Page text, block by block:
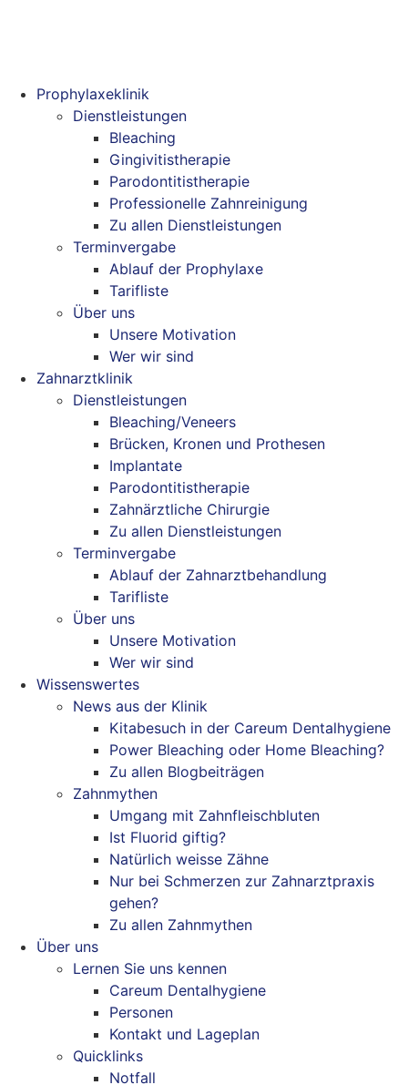
Prophylaxeklinik
Dienstleistungen
Bleaching
Gingivitistherapie
Parodontitistherapie
Professionelle Zahnreinigung
Zu allen Dienstleistungen
Terminvergabe
Ablauf der Prophylaxe
Tarifliste
Über uns
Unsere Motivation
Wer wir sind
Zahnarztklinik
Dienstleistungen
Bleaching/Veneers
Brücken, Kronen und Prothesen
Implantate
Parodontitistherapie
Zahnärztliche Chirurgie
Zu allen Dienstleistungen
Terminvergabe
Ablauf der Zahnarztbehandlung
Tarifliste
Über uns
Unsere Motivation
Wer wir sind
Wissenswertes
News aus der Klinik
Kitabesuch in der Careum Dentalhygiene
Power Bleaching oder Home Bleaching?
Zu allen Blogbeiträgen
Zahnmythen
Umgang mit Zahnfleischbluten
Ist Fluorid giftig?
Natürlich weisse Zähne
Nur bei Schmerzen zur Zahnarztpraxis
gehen?
Zu allen Zahnmythen
Über uns
Lernen Sie uns kennen
Careum Dentalhygiene
Personen
Kontakt und Lageplan
Quicklinks
Notfall